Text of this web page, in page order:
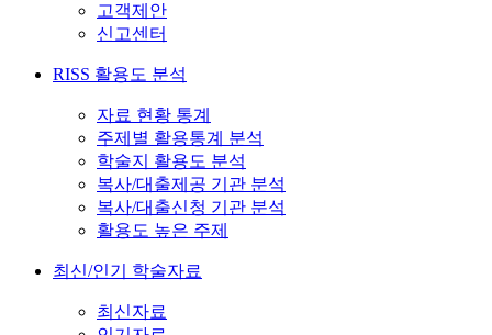
고객제안
신고센터
RISS 활용도 분석
자료 현황 통계
주제별 활용통계 분석
학술지 활용도 분석
복사/대출제공 기관 분석
복사/대출신청 기관 분석
활용도 높은 주제
최신/인기 학술자료
최신자료